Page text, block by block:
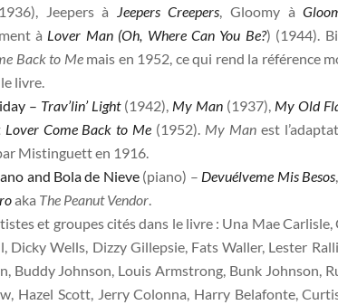
Jeepers à Jeepers Creepers , Gloomy à
à Lover Man (Oh, Where Can You Be?) (1944).
Back to Memais en 1952, ce qui rend la référence
livre.
– Trav’lin’ Light(1942), My Man (1937), My Old
Lover Come Back to Me (1952). My Man est
Mistinguett en 1916.
and Bola de Nieve(piano) – Devuélveme Mis Besos
aka The Peanut Vendor.
et groupes cités dans le livre : Una Mae
Dicky Wells, Dizzy Gillepsie, Fats Waller, Lester
Buddy Johnson, Louis Armstrong, Bunk Johnson,
Hazel Scott, Jerry Colonna, Harry Belafonte,